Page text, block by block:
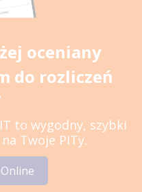
oceniany
do rozliczeń
to wygodny, szybki
Twoje PITy.